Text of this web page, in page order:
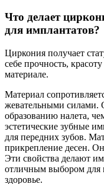
Что делает
для имплантатов?
Циркония получает
себе прочность,
материале.
Материал
жевательными силами.
образованию налета,
эстетические зубные
для передних зубов.
прикрепление десен.
Эти свойства делают
отличным выбором для
здоровье.